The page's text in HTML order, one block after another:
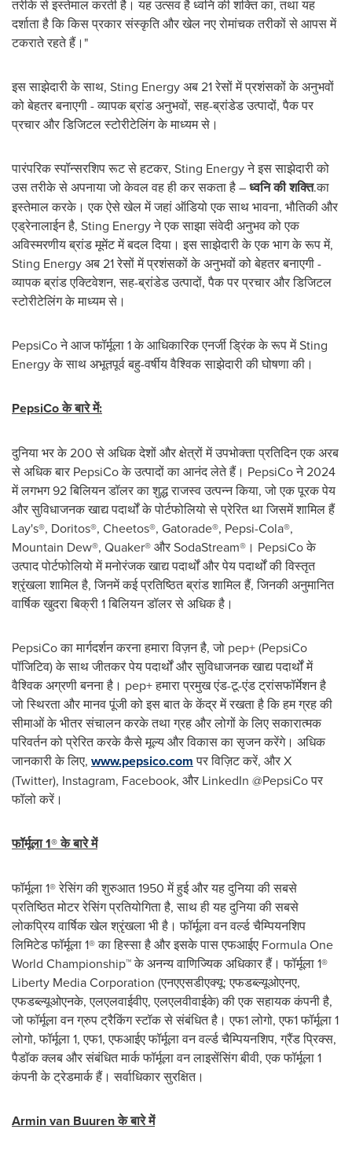
तरीके से इस्तेमाल करती है। यह उत्सव है ध्वनि की शक्ति का, तथा यह
दर्शाता है कि किस प्रकार संस्कृति और खेल नए रोमांचक तरीकों से आपस में
टकराते रहते हैं।"
इस साझेदारी के साथ, Sting Energy अब 21 रेसों में प्रशंसकों के अनुभवों
को बेहतर बनाएगी - व्यापक ब्रांड अनुभवों, सह-ब्रांडेड उत्पादों, पैक पर
प्रचार और डिजिटल स्टोरीटेलिंग के माध्यम से।
पारंपरिक स्पॉन्सरशिप रूट से हटकर, Sting Energy ने इस साझेदारी को
उस तरीके से अपनाया जो केवल वह ही कर सकता है –ध्वनि की शक्ति.का
इस्तेमाल करके। एक ऐसे खेल में जहां ऑडियो एक साथ भावना, भौतिकी और
एड्रेनालाईन है, Sting Energy ने एक साझा संवेदी अनुभव को एक
अविस्मरणीय ब्रांड मूमेंट में बदल दिया। इस साझेदारी के एक भाग के रूप में,
Sting Energy अब 21 रेसों में प्रशंसकों के अनुभवों को बेहतर बनाएगी -
व्यापक ब्रांड एक्टिवेशन, सह-ब्रांडेड उत्पादों, पैक पर प्रचार और डिजिटल
स्टोरीटेलिंग के माध्यम से।
PepsiCo ने आज फॉर्मूला 1 के आधिकारिक एनर्जी ड्रिंक के रूप में Sting
Energy के साथ अभूतपूर्व बहु-वर्षीय वैश्विक साझेदारी की घोषणा की।
PepsiCoके बारे में:
दुनिया भर के 200 से अधिक देशों और क्षेत्रों में उपभोक्ता प्रतिदिन एक अरब
से अधिक बार PepsiCo के उत्पादों का आनंद लेते हैं। PepsiCo ने 2024
में लगभग 92 बिलियन डॉलर का शुद्ध राजस्व उत्पन्न किया, जो एक पूरक पेय
और सुविधाजनक खाद्य पदार्थों के पोर्टफोलियो से प्रेरित था जिसमें शामिल हैं
Lay's®, Doritos®, Cheetos®, Gatorade®, Pepsi-Cola®,
Mountain Dew®, Quaker® और SodaStream®। PepsiCo के
उत्पाद पोर्टफोलियो में मनोरंजक खाद्य पदार्थों और पेय पदार्थों की विस्तृत
श्रृंखला शामिल है, जिनमें कई प्रतिष्ठित ब्रांड शामिल हैं, जिनकी अनुमानित
वार्षिक खुदरा बिक्री 1 बिलियन डॉलर से अधिक है।
PepsiCo का मार्गदर्शन करना हमारा विज़न है, जो pep+ (PepsiCo
पॉजिटिव) के साथ जीतकर पेय पदार्थों और सुविधाजनक खाद्य पदार्थों में
वैश्विक अग्रणी बनना है। pep+ हमारा प्रमुख एंड-टू-एंड ट्रांसफॉर्मेशन है
जो स्थिरता और मानव पूंजी को इस बात के केंद्र में रखता है कि हम ग्रह की
सीमाओं के भीतर संचालन करके तथा ग्रह और लोगों के लिए सकारात्मक
परिवर्तन को प्रेरित करके कैसे मूल्य और विकास का सृजन करेंगे। अधिक
जानकारी के लिए, www.pepsico.comपर विज़िट करें, और X
(Twitter), Instagram, Facebook, और LinkedIn @PepsiCo पर
फॉलो करें।
फॉर्मूला1®के बारे में
फॉर्मूला 1® रेसिंग की शुरुआत 1950 में हुई और यह दुनिया की सबसे
प्रतिष्ठित मोटर रेसिंग प्रतियोगिता है, साथ ही यह दुनिया की सबसे
लोकप्रिय वार्षिक खेल श्रृंखला भी है। फॉर्मूला वन वर्ल्ड चैम्पियनशिप
लिमिटेड फॉर्मूला 1® का हिस्सा है और इसके पास एफआईए Formula One
World Championship™ के अनन्य वाणिज्यिक अधिकार हैं। फॉर्मूला 1®
Liberty Media Corporation (एनएएसडीएक्यू: एफडब्ल्यूओएनए,
एफडब्ल्यूओएनके, एलएलवाईवीए, एलएलवीवाईके) की एक सहायक कंपनी है,
जो फॉर्मूला वन ग्रुप ट्रैकिंग स्टॉक से संबंधित है। एफ1 लोगो, एफ1 फॉर्मूला 1
लोगो, फॉर्मूला 1, एफ1, एफआईए फॉर्मूला वन वर्ल्ड चैम्पियनशिप, ग्रैंड प्रिक्स,
पैडॉक क्लब और संबंधित मार्क फॉर्मूला वन लाइसेंसिंग बीवी, एक फॉर्मूला 1
कंपनी के ट्रेडमार्क हैं। सर्वाधिकार सुरक्षित।
Armin van Buurenके बारे में